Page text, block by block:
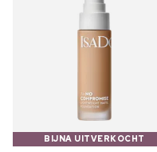
BIJNA UITVERKOCHT